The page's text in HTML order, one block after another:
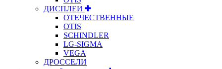
ДИСПЛЕИ
ОТЕЧЕСТВЕННЫЕ
OTIS
SCHINDLER
LG-SIGMA
VEGA
ДРОССЕЛИ